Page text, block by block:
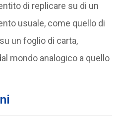
di replicare su di un
usuale, come quello di
un foglio di carta,
mondo analogico a quello